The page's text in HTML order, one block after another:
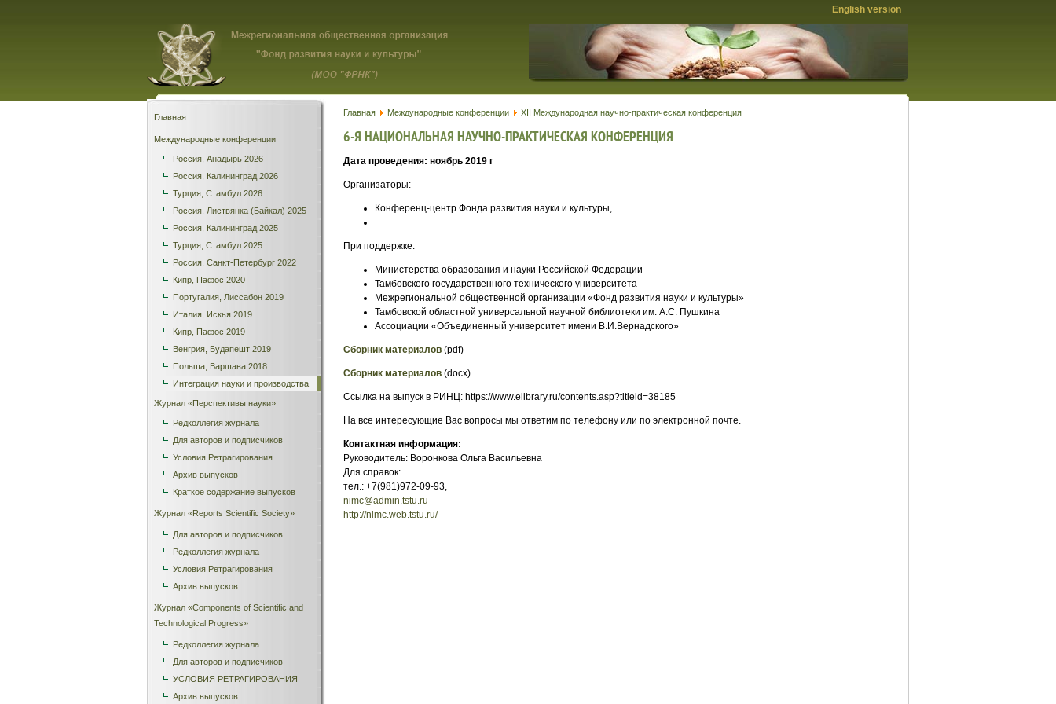
English version
Главная
Международные конференции
Россия, Анадырь 2026
Россия, Калининград 2026
Турция, Стамбул 2026
Россия, Листвянка (Байкал) 2025
Россия, Калининград 2025
Турция, Стамбул 2025
Россия, Санкт-Петербург 2022
Кипр, Пафос 2020
Португалия, Лиссабон 2019
Италия, Искья 2019
Кипр, Пафос 2019
Венгрия, Будапешт 2019
Польша, Варшава 2018
Интеграция науки и производства
Журнал «Перспективы науки»
Редколлегия журнала
Для авторов и подписчиков
Условия Ретрагирования
Архив выпусков
Краткое содержание выпусков
Журнал «Reports Scientific Society»
Для авторов и подписчиков
Редколлегия журнала
Условия Ретрагирования
Архив выпусков
Журнал «Сomponents of Scientific and
Technological Progress»
Редколлегия журнала
Для авторов и подписчиков
УСЛОВИЯ РЕТРАГИРОВАНИЯ
Архив выпусков
Главная Международные конференции XII Международная научно-практическая конференция
6-Я НАЦИОНАЛЬНАЯ НАУЧНО-ПРАКТИЧЕСКАЯ КОНФЕРЕНЦИЯ
Дата проведения: ноябрь 2019 г
Организаторы:
Конференц-центр Фонда развития науки и культуры,
При поддержке:
Министерства образования и науки Российской Федерации
Тамбовского государственного технического университета
Межрегиональной общественной организации «Фонд развития науки и культуры»
Тамбовской областной универсальной научной библиотеки им. А.С. Пушкина
Ассоциации «Объединенный университет имени В.И.Вернадского»
Сборник материалов (pdf)
Сборник материалов (docx)
Ccылка на выпуск в РИНЦ: https://www.elibrary.ru/contents.asp?titleid=38185
На все интересующие Вас вопросы мы ответим по телефону или по электронной почте.
Контактная информация:
Руководитель: Воронкова Ольга Васильевна
Для справок:
тел.: +7(981)972-09-93,
nimc@admin.tstu.ru
http://nimc.web.tstu.ru/